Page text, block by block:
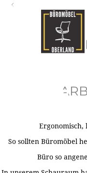
Ergonomisch,
So sollten Büromöbel
Büro so